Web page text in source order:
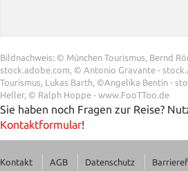
Bildnachweis: © München Tourismus, Bernd
stock.adobe.com, © Antonio Gravante -
Tourismus, Lukas Barth, ©Angelika Bentin -
Heller, © Ralph Hoppe - www.FooTToo.de
Sie haben noch Fragen zur Reise?
Kontaktformular!
Kontakt AGB Datenschutz